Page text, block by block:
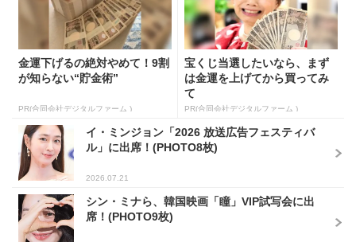
金運下げるの絶対やめて！9割
が知らない“貯金術”
PR(合同会社デジタルファーム )
宝くじ当選したいなら、まず
は金運を上げてから買ってみ
て
PR(合同会社デジタルファーム )
イ・ミンジョン「2026 放送広告フェスティバ
ル」に出席！(PHOTO8枚)
2026.07.21
シン・ミナら、韓国映画「瞳」VIP試写会に出
席！(PHOTO9枚)